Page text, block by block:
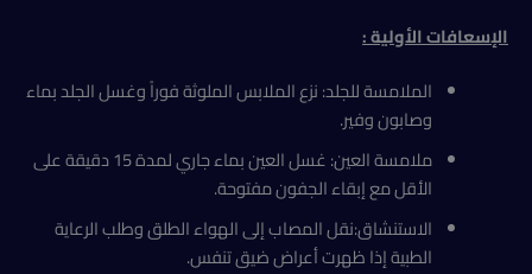
الإسعافات الأولية:
الملامسة للجلد: نزع الملابس الملوثة فوراً وغسل الجلد بماء
وصابون وفير.
ملامسة العين: غسل العين بماء جاري لمدة 15 دقيقة على
الأقل مع إبقاء الجفون مفتوحة.
الاستنشاق:نقل المصاب إلى الهواء الطلق وطلب الرعاية
الطبية إذا ظهرت أعراض ضيق تنفس.